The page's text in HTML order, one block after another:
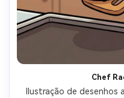
Chef
Ilustração de desenhos